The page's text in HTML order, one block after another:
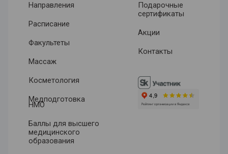
Направления
Расписание
Факультеты
Массаж
Косметология
Медподготовка
Подарочные
сертификаты
Акции
Контакты
НМО
Баллы для высшего
медицинского
образования